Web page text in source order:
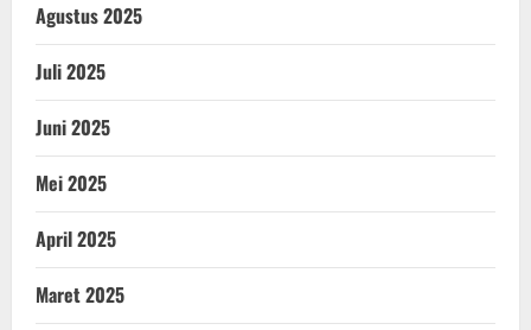
Agustus 2025
Juli 2025
Juni 2025
Mei 2025
April 2025
Maret 2025